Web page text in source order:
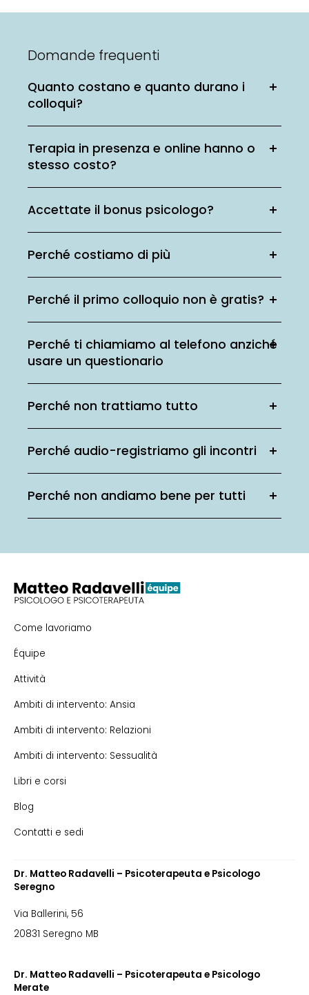
Domande frequenti
Quanto costano e quanto durano i
colloqui?
Terapia in presenza e online hanno o
stesso costo?
Accettate il bonus psicologo?
Perché costiamo di più
Perché il primo colloquio non è gratis?
Perché ti chiamiamo al telefono anziché
usare un questionario
Perché non trattiamo tutto
Perché audio-registriamo gli incontri
Perché non andiamo bene per tutti
Come lavoriamo
Équipe
Attività
Ambiti di intervento: Ansia
Ambiti di intervento: Relazioni
Ambiti di intervento: Sessualità
Libri e corsi
Blog
Contatti e sedi
Dr. Matteo Radavelli – Psicoterapeuta e Psicologo
Seregno
Via Ballerini, 56
20831 Seregno MB
Dr. Matteo Radavelli – Psicoterapeuta e Psicologo
Merate